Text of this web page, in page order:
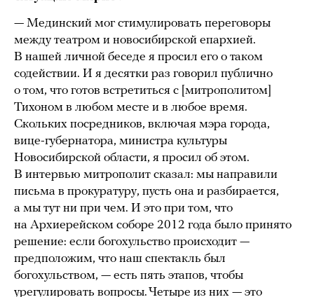
— Мединский мог стимулировать переговоры
между театром и новосибирской епархией.
В нашей личной беседе я просил его о таком
содействии. И я десятки раз говорил публично
о том, что готов встретиться с [митрополитом]
Тихоном в любом месте и в любое время.
Скольких посредников, включая мэра города,
вице-губернатора, министра культуры
Новосибирской области, я просил об этом.
В интервью митрополит сказал: мы направили
письма в прокуратуру, пусть она и разбирается,
а мы тут ни при чем. И это при том, что
на Архиерейском соборе 2012 года было принято
решение: если богохульство происходит —
предположим, что наш спектакль был
богохульством, — есть пять этапов, чтобы
урегулировать вопросы. Четыре из них — это